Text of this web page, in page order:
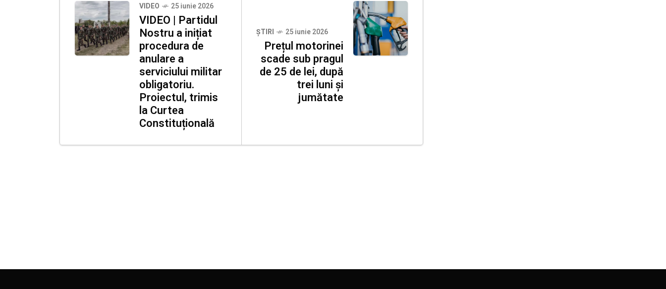
VIDEO 25 iunie 2026
VIDEO | Partidul
Nostru a inițiat
procedura de
anulare a
serviciului militar
obligatoriu.
Proiectul, trimis
la Curtea
Constituțională
ȘTIRI 25 iunie 2026
Prețul motorinei
scade sub pragul
de 25 de lei, după
trei luni și
jumătate